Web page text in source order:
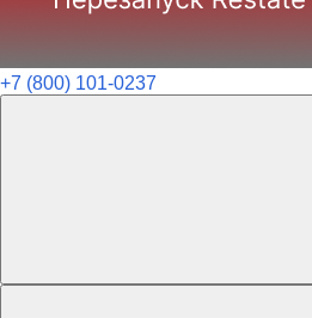
+7 (800) 101-0237